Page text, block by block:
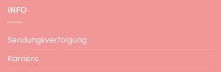
INFO
Sendungsverfolgung
Karriere